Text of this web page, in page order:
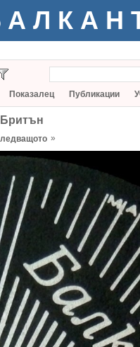
Показалец Публикации
»